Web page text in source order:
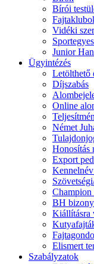
Bírói
Vidéki
Junior
Ügyintézés
Letölthető
Díjszabás
Online
Német
Honosítás
Export
Champion
BH
Kiállításra
Elismert
Szabályzatok